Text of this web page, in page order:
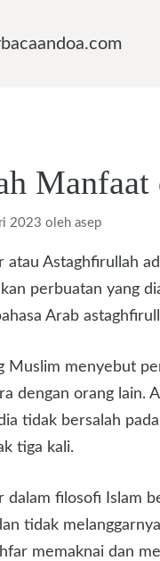
Manfaat
2023 oleh asep
atau Astaghfirullah
perbuatan yang
Arab
Muslim menyebut
dengan orang lain.
tidak bersalah
tiga kali.
dalam filosofi Islam
tidak
memaknai dan